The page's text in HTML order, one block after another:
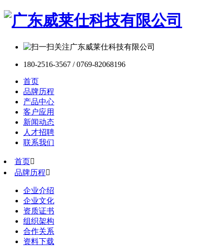
180-2516-3567 / 0769-82068196
首页
品牌历程
产品中心
客户应用
新闻动态
人才招聘
联系我们
首页
品牌历程
企业介绍
企业文化
资质证书
组织架构
合作关系
资料下载